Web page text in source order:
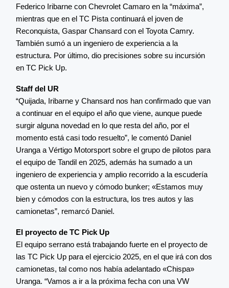
Federico Iribarne con Chevrolet Camaro en la “máxima”,
mientras que en el TC Pista continuará el joven de
Reconquista, Gaspar Chansard con el Toyota Camry.
También sumó a un ingeniero de experiencia a la
estructura. Por último, dio precisiones sobre su incursión
en TC Pick Up.
Staff del UR
“Quijada, Iribarne y Chansard nos han confirmado que van
a continuar en el equipo el año que viene, aunque puede
surgir alguna novedad en lo que resta del año, por el
momento está casi todo resuelto”, le comentó Daniel
Uranga a Vértigo Motorsport sobre el grupo de pilotos para
el equipo de Tandil en 2025, además ha sumado a un
ingeniero de experiencia y amplio recorrido a la escudería
que ostenta un nuevo y cómodo bunker; «Estamos muy
bien y cómodos con la estructura, los tres autos y las
camionetas”, remarcó Daniel.
El proyecto de TC Pick Up
El equipo serrano está trabajando fuerte en el proyecto de
las TC Pick Up para el ejercicio 2025, en el que irá con dos
camionetas, tal como nos había adelantado «Chispa»
Uranga. “Vamos a ir a la próxima fecha con una VW